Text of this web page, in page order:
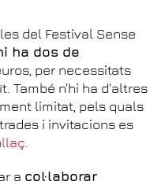
del Festival Sense
ha dos de
per necessitats
També n'hi ha d'altres
limitat, pels quals
i invitacions es
.
a col·laborar